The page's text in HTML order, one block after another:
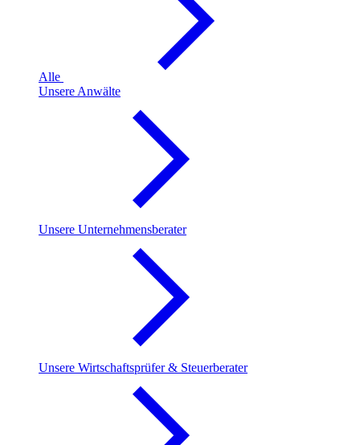
Alle
Unsere Anwälte
Unsere Unternehmensberater
Unsere Wirtschaftsprüfer & Steuerberater